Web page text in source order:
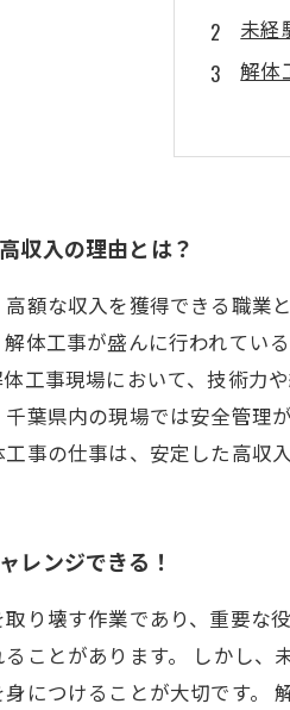
未経
解体
解
千葉
収入の理由とは？
額な収入を獲得できる職業
体工事が盛んに行われてい
工事現場において、技術力
葉県内の現場では安全管理
事の仕事は、安定した高収
レンジできる！
り壊す作業であり、重要な
ことがあります。 しかし
につけることが大切です。